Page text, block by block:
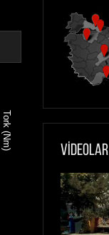
Tork (Nm) VİDEOLAR